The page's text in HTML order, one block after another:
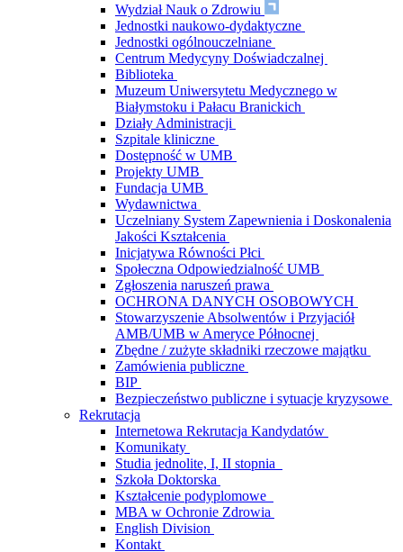
Wydział Nauk o Zdrowiu
Jednostki naukowo-dydaktyczne
Jednostki ogólnouczelniane
Centrum Medycyny Doświadczalnej
Biblioteka
Muzeum Uniwersytetu Medycznego w
Białymstoku i Pałacu Branickich
Działy Administracji
Szpitale kliniczne
Dostępność w UMB
Projekty UMB
Fundacja UMB
Wydawnictwa
Uczelniany System Zapewnienia i Doskonalenia
Jakości Kształcenia
Inicjatywa Równości Płci
Społeczna Odpowiedzialność UMB
Zgłoszenia naruszeń prawa
OCHRONA DANYCH OSOBOWYCH
Stowarzyszenie Absolwentów i Przyjaciół
AMB/UMB w Ameryce Północnej
Zbędne / zużyte składniki rzeczowe majątku
Zamówienia publiczne
BIP
Bezpieczeństwo publiczne i sytuacje kryzysowe
Rekrutacja
Internetowa Rekrutacja Kandydatów
Komunikaty
Studia jednolite, I, II stopnia
Szkoła Doktorska
Kształcenie podyplomowe
MBA w Ochronie Zdrowia
English Division
Kontakt